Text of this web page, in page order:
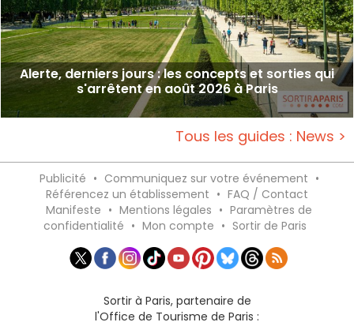
Alerte, derniers jours : les concepts et sorties qui
s'arrêtent en août 2026 à Paris
Tous les guides : News >
Publicité • Communiquez sur votre événement •
Référencez un établissement • FAQ / Contact
Manifeste • Mentions légales • Paramètres de
confidentialité • Mon compte • Sortir de Paris
Sortir à Paris, partenaire de
l'Office de Tourisme de Paris :